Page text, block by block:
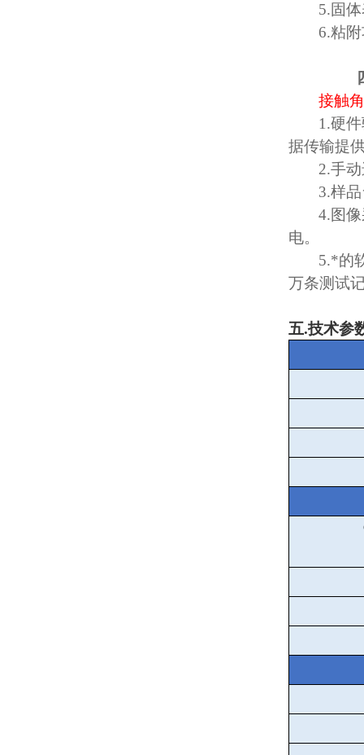
5.固
6.粘
接触
1.硬
据传输提
2.手
3.样
4.图
电。
5.*的
万条测试
五.技术参